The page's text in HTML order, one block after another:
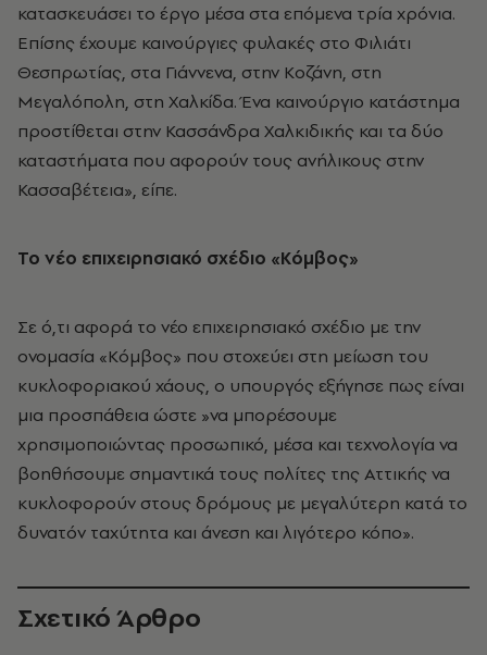
κατασκευάσει το έργο μέσα στα επόμενα τρία χρόνια.
Επίσης έχουμε καινούργιες φυλακές στο Φιλιάτι
Θεσπρωτίας, στα Γιάννενα, στην Κοζάνη, στη
Μεγαλόπολη, στη Χαλκίδα. Ένα καινούργιο κατάστημα
προστίθεται στην Κασσάνδρα Χαλκιδικής και τα δύο
καταστήματα που αφορούν τους ανήλικους στην
Κασσαβέτεια», είπε.
Το νέο επιχειρησιακό σχέδιο «Κόμβος»
Σε ό,τι αφορά το νέο επιχειρησιακό σχέδιο με την
ονομασία «Κόμβος» που στοχεύει στη μείωση του
κυκλοφοριακού χάους, ο υπουργός εξήγησε πως είναι
μια προσπάθεια ώστε »να μπορέσουμε
χρησιμοποιώντας προσωπικό, μέσα και τεχνολογία να
βοηθήσουμε σημαντικά τους πολίτες της Αττικής να
κυκλοφορούν στους δρόμους με μεγαλύτερη κατά το
δυνατόν ταχύτητα και άνεση και λιγότερο κόπο».
Σχετικό Άρθρο